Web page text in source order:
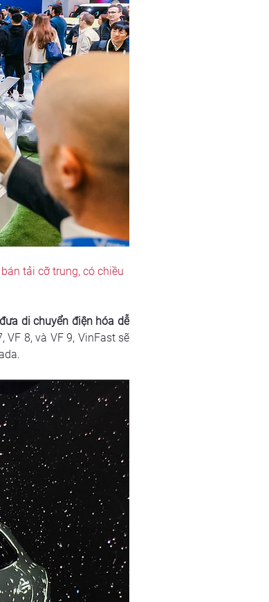
tải cỡ trung, có chiều
di chuyển điện hóa dễ
VF 8, và VF 9, VinFast sẽ